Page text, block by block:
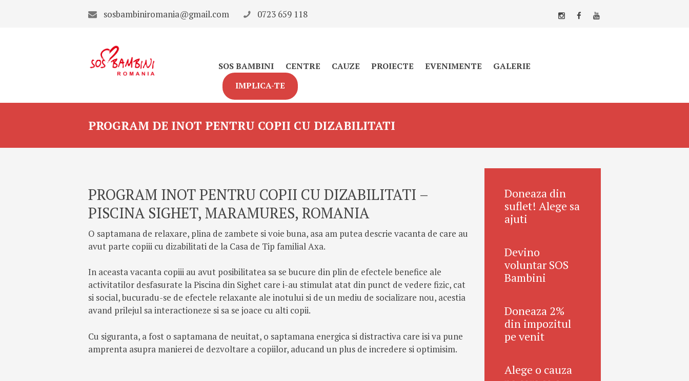
sosbambiniromania@gmail.com 0723 659 118
SOS BAMBINI CENTRE CAUZE PROIECTE EVENIMENTE
GALERIE
IMPLICA-TE
PROGRAM DE INOT PENTRU COPII CU DIZABILITATI
PROGRAM INOT PENTRU COPII CU DIZABILITATI –
PISCINA SIGHET, MARAMURES, ROMANIA
O saptamana de relaxare, plina de zambete si voie buna, asa am putea descrie vacanta de care au
avut parte copiii cu dizabilitati de la Casa de Tip familial Axa.
In aceasta vacanta copiii au avut posibilitatea sa se bucure din plin de efectele benefice ale
activitatilor desfasurate la Piscina din Sighet care i-au stimulat atat din punct de vedere fizic, cat
si social, bucuradu-se de efectele relaxante ale inotului si de un mediu de socializare nou, acestia
avand prilejul sa interactioneze si sa se joace cu alti copii.
Cu siguranta, a fost o saptamana de neuitat, o saptamana energica si distractiva care isi va pune
amprenta asupra manierei de dezvoltare a copiilor, aducand un plus de incredere si optimisim.
Doneaza din
suflet! Alege sa
ajuti
Devino
voluntar SOS
Bambini
Doneaza 2%
din impozitul
pe venit
Alege o cauza